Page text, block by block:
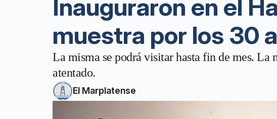
Inauguraron en el
muestra por los 30
La misma se podrá visitar hasta fin de mes.
atentado.
El Marplatense